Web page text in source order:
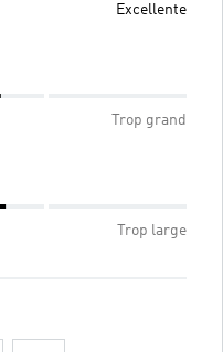
Excellente
Trop grand
Trop large